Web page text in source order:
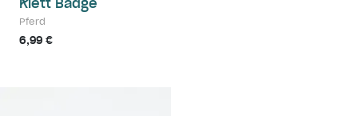
Klett Badge
Pferd
6,99 €